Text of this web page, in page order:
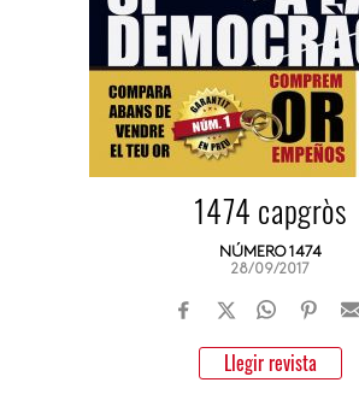
1474 capgròs
NÚMERO 1474
28/09/2017
Llegir revista